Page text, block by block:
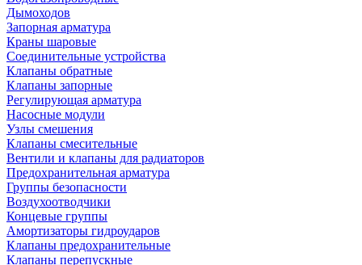
Дымоходов
Запорная арматура
Краны шаровые
Соединительные устройства
Клапаны обратные
Клапаны запорные
Регулирующая арматура
Насосные модули
Узлы смешения
Клапаны смесительные
Вентили и клапаны для радиаторов
Предохранительная арматура
Группы безопасности
Воздухоотводчики
Концевые группы
Амортизаторы гидроударов
Клапаны предохранительные
Клапаны перепускные